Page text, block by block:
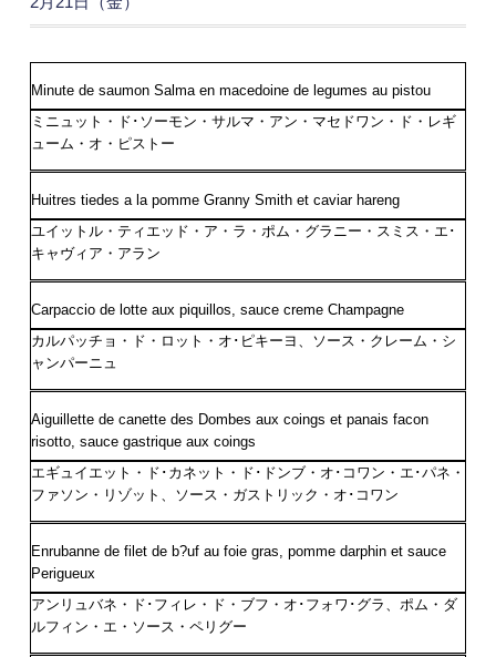
Minute de saumon Salma en macedoine de legumes au pistou
ミニュット・ド･ソーモン・サルマ・アン・マセドワン・ド・レギ
ューム・オ・ピストー
Huitres tiedes a la pomme Granny Smith et caviar hareng
ユイットル・ティエッド・ア・ラ・ポム・グラニー・スミス・エ･
キャヴィア・アラン
Carpaccio de lotte aux piquillos, sauce creme Champagne
カルパッチョ・ド・ロット・オ･ピキーヨ、ソース・クレーム・シ
ャンパーニュ
Aiguillette de canette des Dombes aux coings et panais facon
risotto, sauce gastrique aux coings
エギュイエット・ド･カネット・ド･ドンブ・オ･コワン・エ･パネ・
ファソン・リゾット、ソース・ガストリック・オ･コワン
Enrubanne de filet de b?uf au foie gras, pomme darphin et sauce
Perigueux
アンリュバネ・ド･フィレ・ド・ブフ・オ･フォワ･グラ、ポム・ダ
ルフィン・エ・ソース・ペリグー